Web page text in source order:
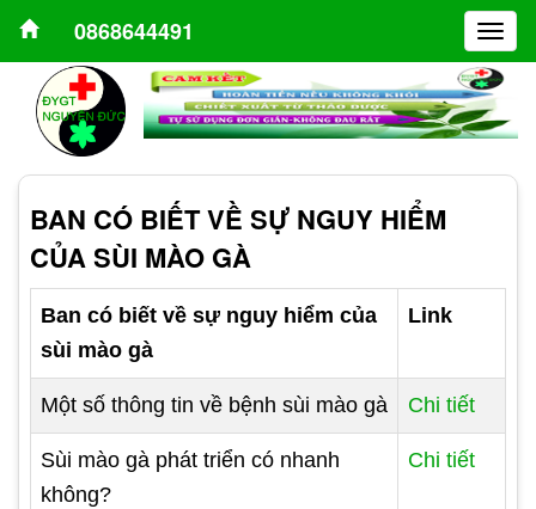
0868644491
BAN CÓ BIẾT VỀ SỰ NGUY HIỂM
CỦA SÙI MÀO GÀ
Ban có biết về sự nguy hiểm của
sùi mào gà
Link
Một số thông tin về bệnh sùi mào gà Chi tiết
Sùi mào gà phát triển có nhanh
không?
Chi tiết